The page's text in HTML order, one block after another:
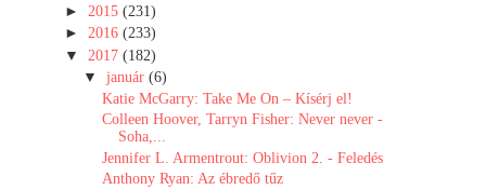
► 2015 (231)
► 2016 (233)
▼ 2017 (182)
▼ január (6)
Katie McGarry: Take ​Me On – Kísérj el!
Colleen Hoover, Tarryn Fisher: Never never -
Soha,...
Jennifer L. Armentrout: Oblivion 2. - Feledés
Anthony Ryan: Az ébredő tűz